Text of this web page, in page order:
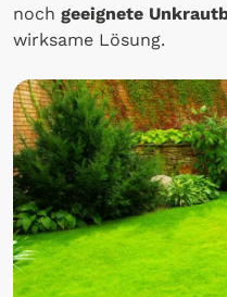
noch geeignete
wirksame Lösung.